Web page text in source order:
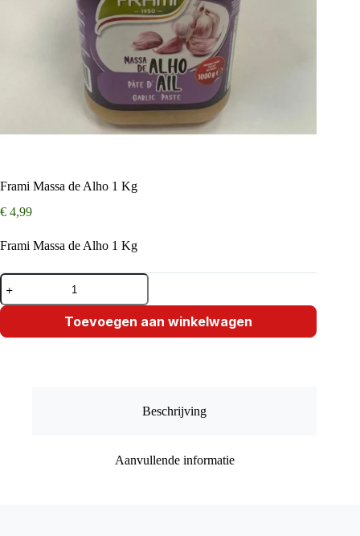
Frami Massa de Alho 1 Kg
€ 4,99
Frami Massa de Alho 1 Kg
Frami
Massa
de
1
Toevoegen aan winkelwagen
Beschrijving
Aanvullende informatie